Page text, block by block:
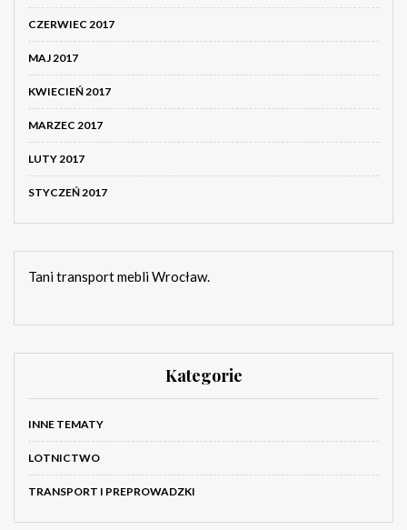
CZERWIEC 2017
MAJ 2017
KWIECIEŃ 2017
MARZEC 2017
LUTY 2017
STYCZEŃ 2017
Tani transport mebli Wrocław.
Kategorie
INNE TEMATY
LOTNICTWO
TRANSPORT I PREPROWADZKI